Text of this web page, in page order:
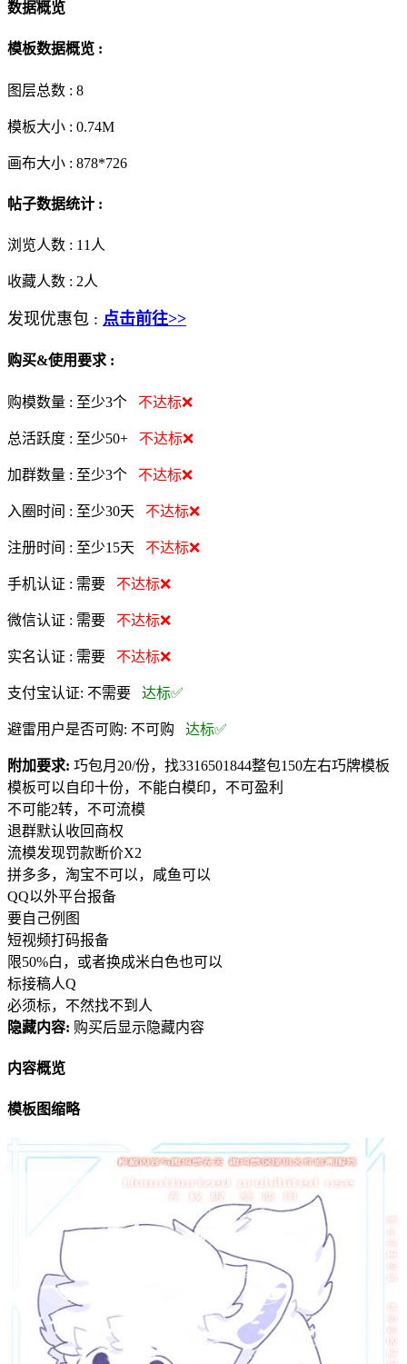
数据概览
模板数据概览 :
图层总数 : 8
模板大小 : 0.74M
画布大小 : 878*726
帖子数据统计 :
浏览人数 : 11人
收藏人数 : 2人
发现优惠包 : 点击前往>>
购买&使用要求 :
购模数量 : 至少3个 不达标❌
总活跃度 : 至少50+ 不达标❌
加群数量 : 至少3个 不达标❌
入圈时间 : 至少30天 不达标❌
注册时间 : 至少15天 不达标❌
手机认证 : 需要 不达标❌
微信认证 : 需要 不达标❌
实名认证 : 需要 不达标❌
支付宝认证: 不需要 达标✅
避雷用户是否可购: 不可购 达标✅
附加要求: 巧包月20/份，找3316501844整包150左右巧牌模板
模板可以自印十份，不能白模印，不可盈利
不可能2转，不可流模
退群默认收回商权
流模发现罚款断价X2
拼多多，淘宝不可以，咸鱼可以
QQ以外平台报备
要自己例图
短视频打码报备
限50%白，或者换成米白色也可以
标接稿人Q
必须标，不然找不到人
隐藏内容: 购买后显示隐藏内容
内容概览
模板图缩略